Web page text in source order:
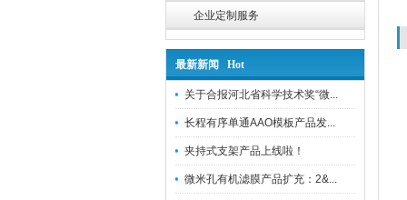
企业定制服务
最新新闻 Hot
关于合报河北省科学技术奖“微...
长程有序单通AAO模板产品发...
夹持式支架产品上线啦！
微米孔有机滤膜产品扩充：2&...